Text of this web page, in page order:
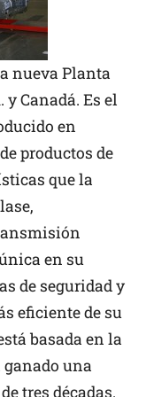
nueva Planta
y Canadá. Es el
en
productos de
que la
en su
de seguridad y
eficiente de su
basada en la
una
tres décadas.